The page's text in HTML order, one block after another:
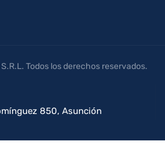
850, Asunción
Todos los derechos reservados.